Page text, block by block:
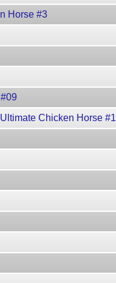
Horse #3
Chicken Horse #1